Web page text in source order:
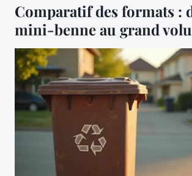
Comparatif des formats :
mini-benne au grand